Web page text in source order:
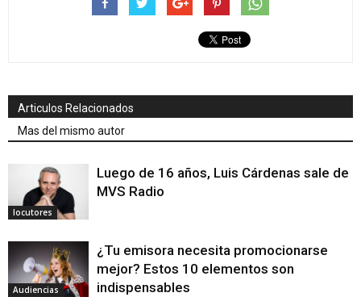
Articulos Relacionados
Mas del mismo autor
locutores
Luego de 16 años, Luis Cárdenas sale de
MVS Radio
Audiencias
¿Tu emisora necesita promocionarse
mejor? Estos 10 elementos son
indispensables